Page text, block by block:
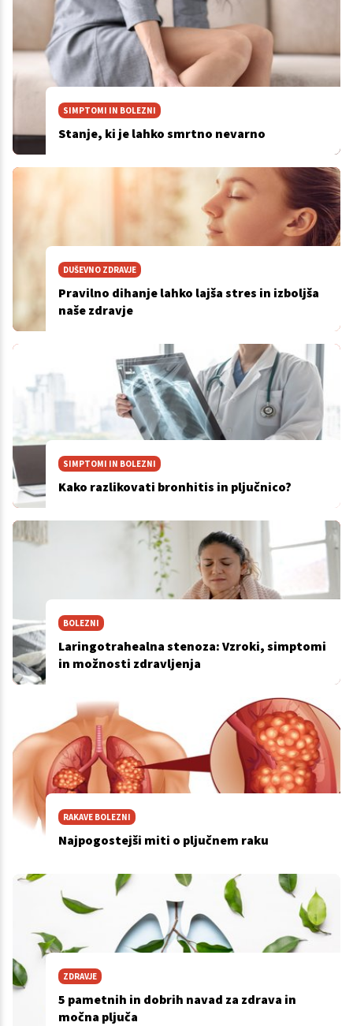
SIMPTOMI IN BOLEZNI
Stanje, ki je lahko smrtno nevarno
DUŠEVNO ZDRAVJE
Pravilno dihanje lahko lajša stres in izboljša
naše zdravje
SIMPTOMI IN BOLEZNI
Kako razlikovati bronhitis in pljučnico?
BOLEZNI
Laringotrahealna stenoza: Vzroki, simptomi
in možnosti zdravljenja
RAKAVE BOLEZNI
Najpogostejši miti o pljučnem raku
ZDRAVJE
5 pametnih in dobrih navad za zdrava in
močna pljuča